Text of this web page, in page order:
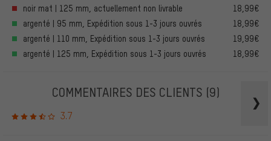
noir mat | 125 mm, actuellement non livrable
18,99€
argenté | 95 mm, Expédition sous 1-3 jours ouvrés
18,99€
argenté | 110 mm, Expédition sous 1-3 jours ouvrés
19,99€
argenté | 125 mm, Expédition sous 1-3 jours ouvrés
18,99€
COMMENTAIRES DES CLIENTS (9)
3.7